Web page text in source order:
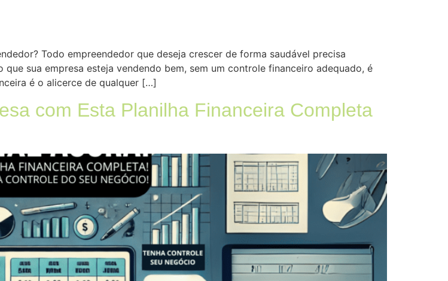
Todo empreendedor que deseja crescer de forma saudável precisa
sua empresa esteja vendendo bem, sem um controle financeiro adequado, é
é o alicerce de qualquer […]
com Esta Planilha Financeira Completa